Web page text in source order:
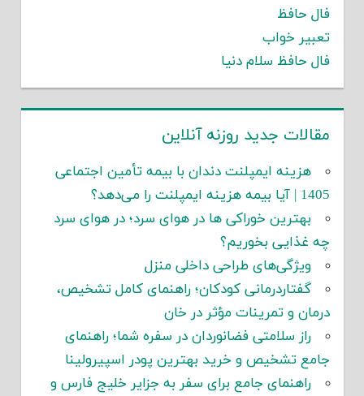
فال حافظ
تعبیر خواب
فال حافظ سلام دنیا
مقالات جدید روزنه آنلاین
هزینه ایمپلنت دندان با بیمه تأمین اجتماعی
1405 | آیا بیمه هزینه ایمپلنت را می‌دهد؟
بهترین خوراکی ها در هوای سرد؛ در هوای سرد
چه غذایی بخوریم؟
ویژگی‌های طراحی داخلی منزل
گفتاردرمانی کودکان؛ راهنمای کامل تشخیص،
درمان و تمرینات مؤثر در خان
راز سلامتی فضانوردان در سفره شما؛ راهنمای
جامع تشخیص و خرید بهترین پودر اسپیرولینا
راهنمای جامع برای سفر به جزایر خلیج فارس و